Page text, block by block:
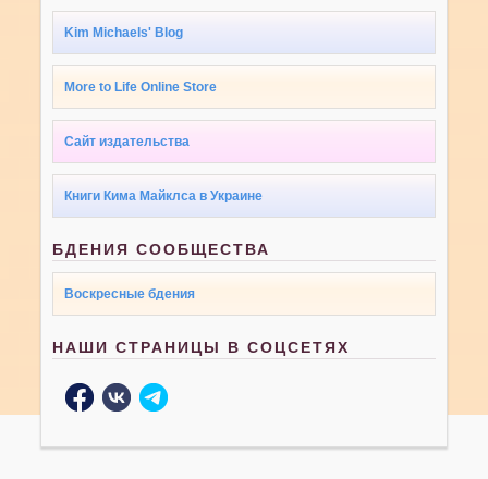
Kim Michaels' Blog
More to Life Online Store
Сайт издательства
Книги Кима Майклса в Украине
БДЕНИЯ СООБЩЕСТВА
Воскресные бдения
НАШИ СТРАНИЦЫ В СОЦСЕТЯХ